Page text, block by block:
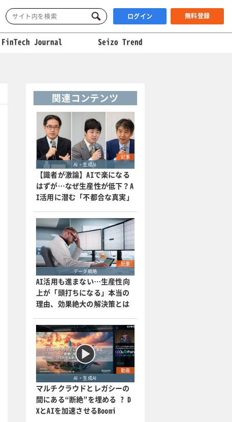
ログイン 無料登録
FinTech Journal Seizo Trend
関連コンテンツ
記事
AI・生成AI
【識者が激論】AIで楽になる
はずが…なぜ生産性が低下？A
I活用に潜む「不都合な真実」
記事
データ戦略
AI活用も進まない…生産性向
上が「頭打ちになる」本当の
理由、効果絶大の解決策とは
動画
AI・生成AI
マルチクラウドとレガシーの
間にある“断絶”を埋める ? D
XとAIを加速させるBoomi